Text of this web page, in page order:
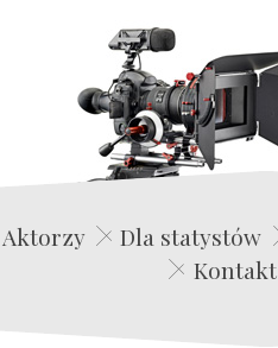
Aktorzy Dla statystów
Kontakt